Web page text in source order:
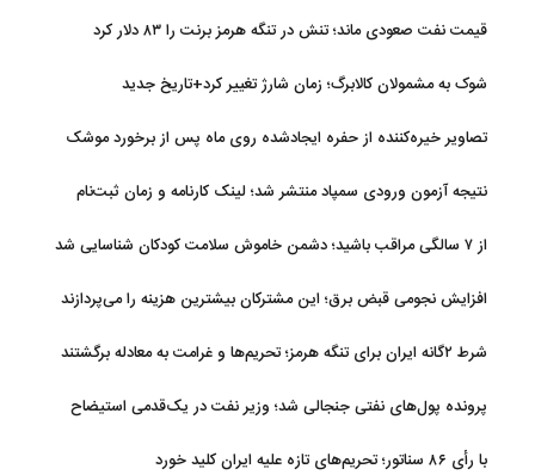
قیمت نفت صعودی ماند؛ تنش در تنگه هرمز برنت را ۸۳ دلار کرد
شوک به مشمولان کالابرگ؛ زمان شارژ تغییر کرد+تاریخ جدید
تصاویر خیره‌کننده از حفره ایجادشده روی ماه پس از برخورد موشک
نتیجه آزمون ورودی سمپاد منتشر شد؛ لینک کارنامه و زمان ثبت‌نام
از ۷ سالگی مراقب باشید؛ دشمن خاموش سلامت کودکان شناسایی شد
افزایش نجومی قبض برق؛ این مشترکان بیشترین هزینه را می‌پردازند
شرط ۲گانه ایران برای تنگه هرمز؛ تحریم‌ها و غرامت به معادله برگشتند
پرونده پول‌های نفتی جنجالی شد؛ وزیر نفت در یک‌قدمی استیضاح
با رأی ۸۶ سناتور؛ تحریم‌های تازه علیه ایران کلید خورد